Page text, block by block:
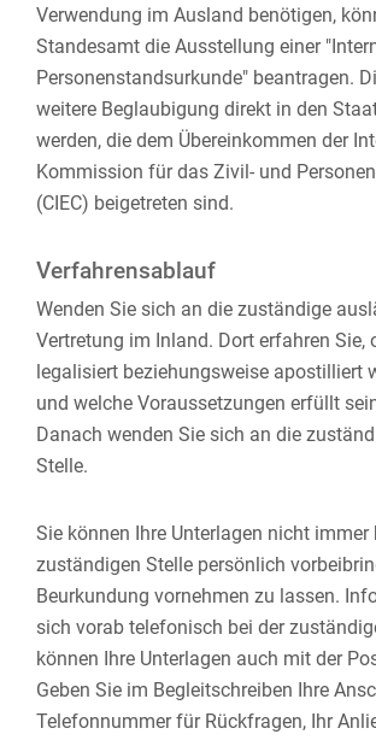
Verwendung im Ausland benötigen,
Standesamt die Ausstellung einer
Personenstandsurkunde" beantragen.
weitere Beglaubigung direkt in den
werden, die dem Übereinkommen der
Kommission für das Zivil- und
(CIEC) beigetreten sind.
Verfahrensablauf
Wenden Sie sich an die zuständige
Vertretung im Inland. Dort erfahren Sie,
legalisiert beziehungsweise apostilliert
und welche Voraussetzungen erfüllt
Danach wenden Sie sich an die
Stelle.
Sie können Ihre Unterlagen nicht immer
zuständigen Stelle persönlich
Beurkundung vornehmen zu lassen.
sich vorab telefonisch bei der
können Ihre Unterlagen auch mit der
Geben Sie im Begleitschreiben Ihre
Telefonnummer für Rückfragen, Ihr